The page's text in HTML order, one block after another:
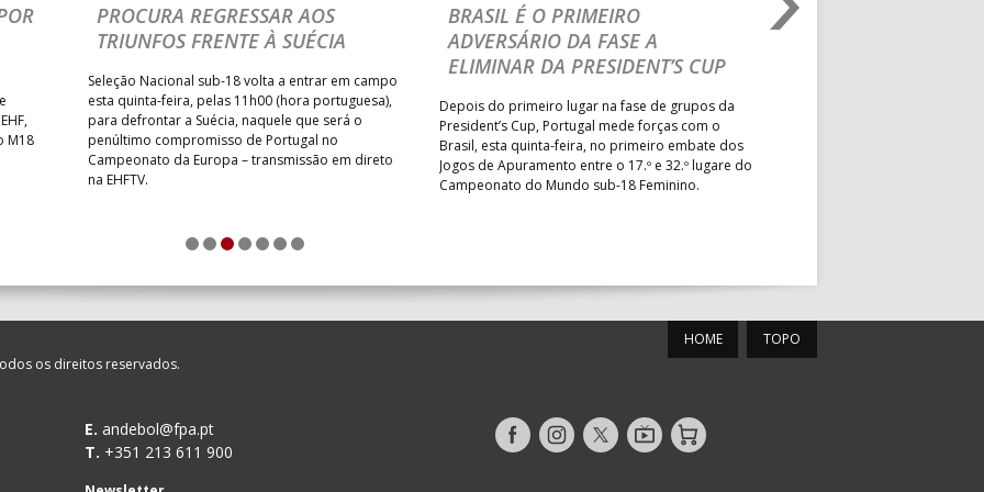
/ Bodegão/CCR/Proteu _ - _ SL BENFICA
MUN. PÓVOA VARZIM
PAV. ÁGUAS SANTAS
/Movit _ - _ CJ A. GARRETT /Pristivus PAV. GIMN. S. JOÃO VER
ESC. BARTOLOMEU
PÓVOA AC / Bodegão/CCR/Proteu
PAV. ACÁCIO ROSA
/Pristivus _ - _
MUN. FERNANDO GOMES
M18
PROCURA REGRESSAR AOS
TRIUNFOS FRENTE À SUÉCIA
Seleção Nacional sub-18 volta a entrar em campo
esta quinta-feira, pelas 11h00 (hora portuguesa),
para defrontar a Suécia, naquele que será o
penúltimo compromisso de Portugal no
Campeonato da Europa – transmissão em direto
na EHFTV.
BRASIL É O PRIMEIRO
ADVERSÁRIO DA FASE A
ELIMINAR DA PRESIDENT’S CUP
Depois do primeiro lugar na fase de grupos da
President’s Cup, Portugal mede forças com o
Brasil, esta quinta-feira, no primeiro embate dos
Jogos de Apuramento entre o 17.º e 32.º lugare do
Campeonato do Mundo sub-18 Feminino.
1 2 3 4 5 6 7
TOPO
HOME
os direitos reservados.
E. andebol@fpa.pt
T. +351 213 611 900
Siga-
nos
Siga-
nos
Siga-
nos
AndebolTV
Loja